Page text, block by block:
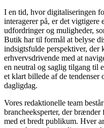
I en tid, hvor digitaliseringen
interagerer på, er det vigtigere
udfordringer og muligheder,
Butik har til formål at belyse
indsigtsfulde perspektiver,
erhvervsdrivende med at
en neutral og saglig tilgang til
et klart billede af de
dagligdag.
Vores redaktionelle team
brancheeksperter, der
med et bredt publikum. Hver